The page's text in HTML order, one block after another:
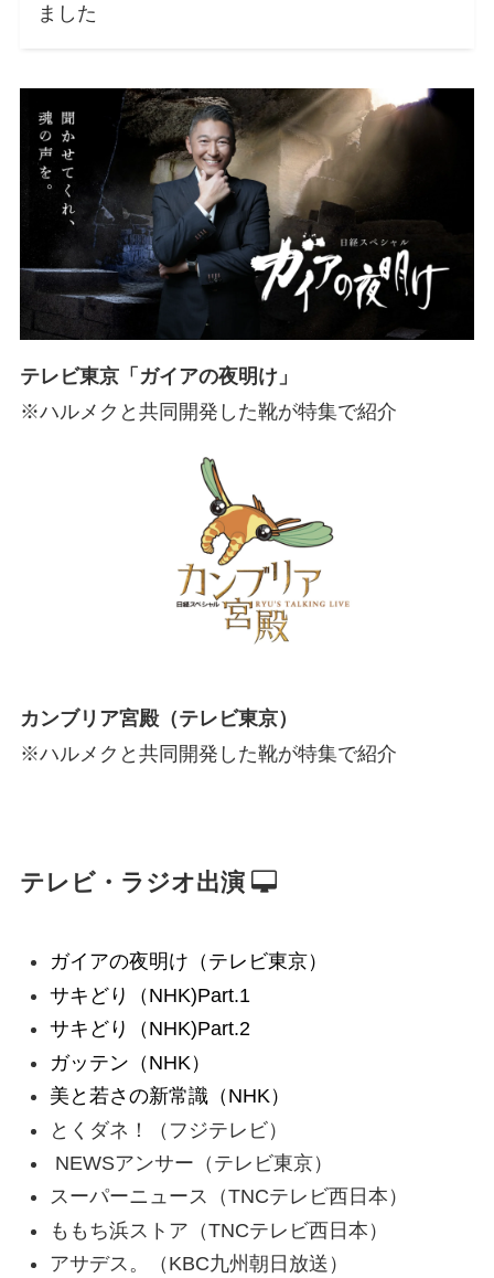
ました
テレビ東京「ガイアの夜明け」
※ハルメクと共同開発した靴が特集で紹介
カンブリア宮殿（テレビ東京）
※ハルメクと共同開発した靴が特集で紹介
テレビ・ラジオ出演
ガイアの夜明け（テレビ東京）
サキどり（NHK)Part.1
サキどり（NHK)Part.2
ガッテン（NHK）
美と若さの新常識（NHK）
とくダネ！（フジテレビ）
NEWSアンサー（テレビ東京）
スーパーニュース（TNCテレビ西日本）
ももち浜ストア（TNCテレビ西日本）
アサデス。（KBC九州朝日放送）